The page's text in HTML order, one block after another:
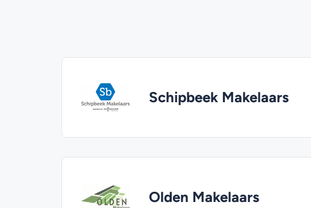
Schipbeek Makelaars
Olden Makelaars